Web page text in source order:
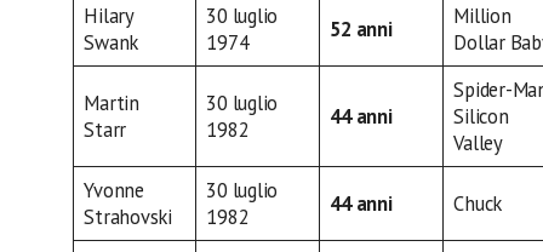
Hilary
Swank
30 luglio
1974
52 anni
Million
Dollar
Martin
Starr
30 luglio
1982
44 anni
Spider-
Silicon
Valley
Yvonne
Strahovski
30 luglio
1982
44 anni Chuck